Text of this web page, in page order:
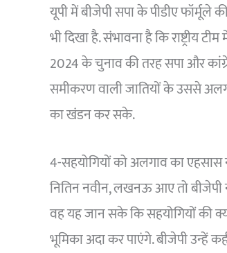
यूपी में बीजेपी सपा के पीडीए फॉर्मूले
भी दिखा है. संभावना है कि राष्ट्रीय
2024 के चुनाव की तरह सपा और
समीकरण वाली जातियों के उससे
का खंडन कर सके.
4-सहयोगियों को अलगाव का एहसास
नितिन नवीन, लखनऊ आए तो बीजेपी
वह यह जान सके कि सहयोगियों की
भूमिका अदा कर पाएंगे. बीजेपी उन्हें